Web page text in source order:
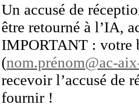
Un accusé de
être retourné à l’IA,
IMPORTANT : votre
(nom.prénom@ac-
recevoir l’accusé de
fournir !